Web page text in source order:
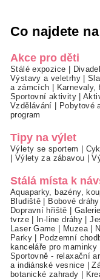
Co najdete
Akce pro děti
Stálé expozice
Výstavy a veletrhy|
a zámcích
Karnevaly,
Sportovní aktivity|
Vzdělávání
Pobytové
program
Tipy na výlet
Výlety se sportem
Výlety za zábavou |
Stálá místa k
Aquaparky, bazény,
Bludiště
Bobové dráhy
Dopravní hřiště
Galerie
tvrze| In-line dráhy |
Laser Game
Muzea|
Parky| Podzemní
kanceláře pro maminky
Sportovně - relaxační
a indiánské vesnice |
botanické zahrady